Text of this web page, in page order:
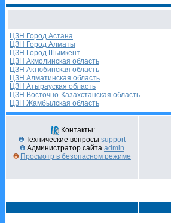
ЦЗН Город Астана
ЦЗН Город Алматы
ЦЗН Город Шымкент
ЦЗН Акмолинская область
ЦЗН Актюбинская область
ЦЗН Алматинская область
ЦЗН Атырауская область
ЦЗН Восточно-Казахстанская область
ЦЗН Жамбылская область
Контакты:
Технические вопросы support
Администратор сайта admin
Просмотр в безопасном режиме